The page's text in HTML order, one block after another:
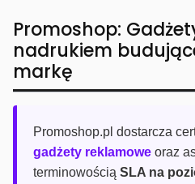
Promoshop:
nadrukiem
markę
Promoshop.pl dostarcza
gadżety reklamowe oraz
terminowością SLA na